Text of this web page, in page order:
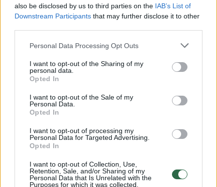
also be disclosed by us to third parties on the IAB’s List of
Downstream Participants that may further disclose it to other
Personal Data Processing Opt Outs
I want to opt-out of the Sharing of my
personal data.
Opted In
I want to opt-out of the Sale of my
Personal Data.
Opted In
I want to opt-out of processing my
Personal Data for Targeted Advertising.
Opted In
I want to opt-out of Collection, Use,
Retention, Sale, and/or Sharing of my
Personal Data that Is Unrelated with the
Purposes for which it was collected.
Pateikė daugiau detalių apie iš tėvų paimtus šešis
Žinios Lietuvos diena
00:00:30
Vaizdai iš tragiškos avarijos Vilniaus r.: dviejų moterų ir
Žinios | Lietuvos diena
00:00:59
Nufilmavo, kaip patvino Vilniaus Vakarinis aplinkkelis:
vaizdas pribloškia
Žinios | Lietuvos diena